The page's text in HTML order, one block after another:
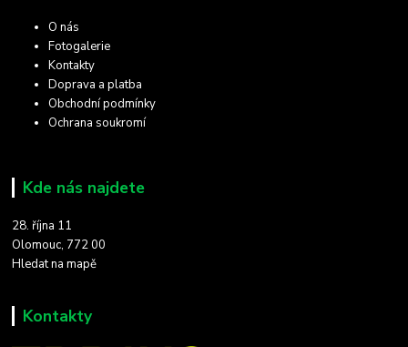
O nás
Fotogalerie
Kontakty
Doprava a platba
Obchodní podmínky
Ochrana soukromí
Kde nás najdete
28. října 11
Olomouc, 772 00
Hledat na mapě
Kontakty